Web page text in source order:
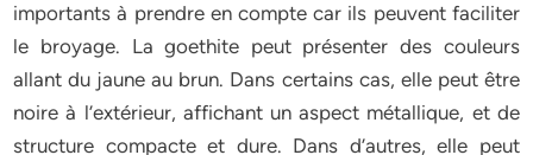
importants à prendre en compte car ils peuvent faciliter
le broyage. La goethite peut présenter des couleurs
allant du jaune au brun. Dans certains cas, elle peut être
noire à l’extérieur, affichant un aspect métallique, et de
structure compacte et dure. Dans d’autres, elle peut